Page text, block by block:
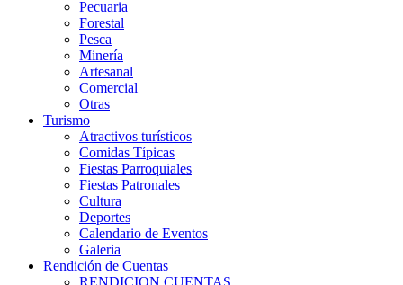
Pecuaria
Forestal
Pesca
Minería
Artesanal
Comercial
Otras
Turismo
Atractivos turísticos
Comidas Típicas
Fiestas Parroquiales
Fiestas Patronales
Cultura
Deportes
Calendario de Eventos
Galeria
Rendición de Cuentas
RENDICION CUENTAS